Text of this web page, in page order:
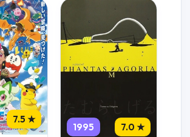
7.5 ★
1995 7.0 ★